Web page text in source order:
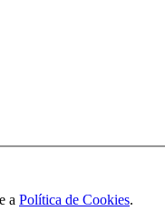
e a Política de Cookies.